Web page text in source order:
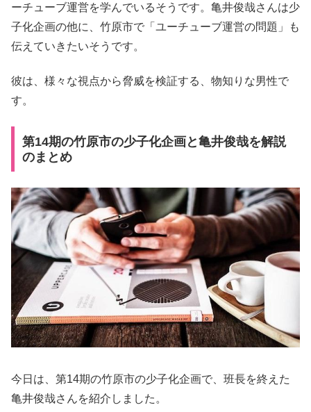
ーチューブ運営を学んでいるそうです。亀井俊哉さんは少
子化企画の他に、竹原市で「ユーチューブ運営の問題」も
伝えていきたいそうです。
彼は、様々な視点から脅威を検証する、物知りな男性で
す。
第14期の竹原市の少子化企画と亀井俊哉を解説
のまとめ
今日は、第14期の竹原市の少子化企画で、班長を終えた
亀井俊哉さんを紹介しました。